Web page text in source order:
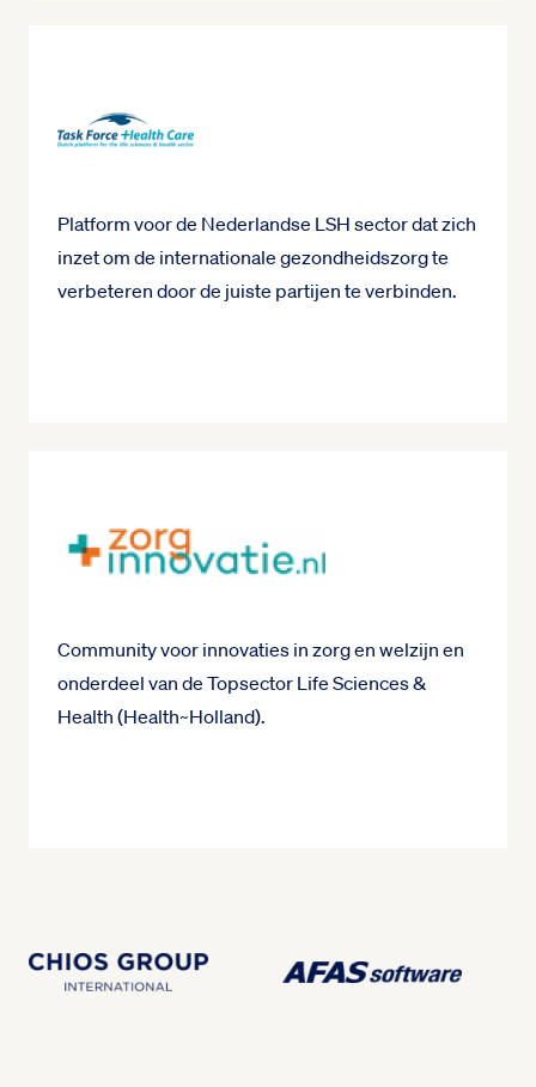
Platform voor de Nederlandse LSH sector dat zich
inzet om de internationale gezondheidszorg te
verbeteren door de juiste partijen te verbinden.
Community voor innovaties in zorg en welzijn en
onderdeel van de Topsector Life Sciences &
Health (Health~Holland).